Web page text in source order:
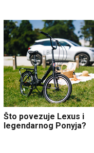
Što povezuje Lexus i
legendarnog Ponyja?